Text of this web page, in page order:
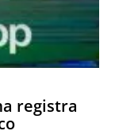
registra